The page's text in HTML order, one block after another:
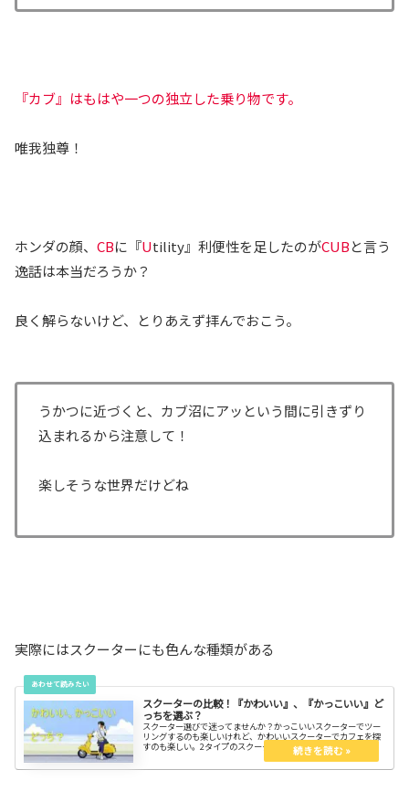
『カブ』はもはや一つの独立した乗り物です。
唯我独尊！
ホンダの顔、 CBに『Utility』利便性を足したのがCUBと言う
逸話は本当だろうか？
良く解らないけど、とりあえず拝んでおこう。
うかつに近づくと、カブ沼にアッという間に引きずり
込まれるから注意して！
楽しそうな世界だけどね
実際にはスクーターにも色んな種類がある
スクーターの比較！『かわいい』、『かっこいい』ど
っちを選ぶ？
スクーター選びで迷ってませんか？かっこいいスクーターでツー
リングするのも楽しいけれど、かわいいスクーターでカフェを探
すのも楽しい。2タイプのスクーターに分かれるけど、何が違う
のかを知ってスッキリしよう。スクーター選びの参考になれば嬉
しい。